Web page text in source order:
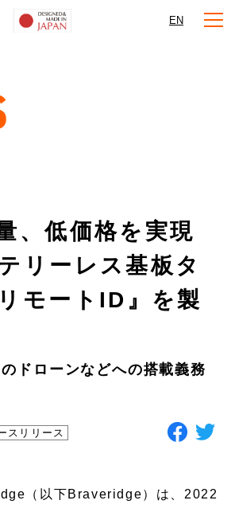
Braveridge
EN
、低価格を実現
リーレス基板タ
モートID』を製
ドローンなどへの搭載義務
スリリース
（以下Braveridge）は、2022